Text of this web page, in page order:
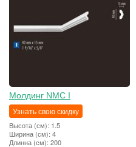
Молдинг NMC I
Узнать свою скидку
Высота (см): 1.5
Ширина (см): 4
Длинна (см): 200